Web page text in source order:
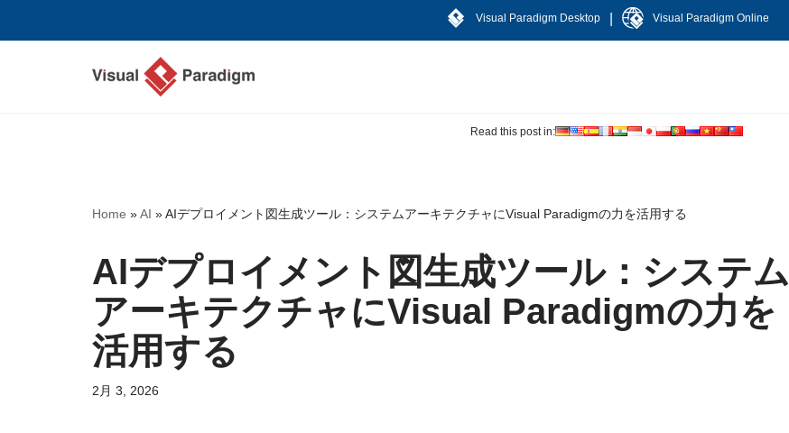
Visual Paradigm Desktop Visual Paradigm Online
Read this post in:
Home »AI »AIデプロイメント図生成ツール：システムアーキテクチャにVisual Paradigmの力を活用する
AIデプロイメント図生成ツール：システム
アーキテクチャにVisual Paradigmの力を
活用する
2月 3, 2026